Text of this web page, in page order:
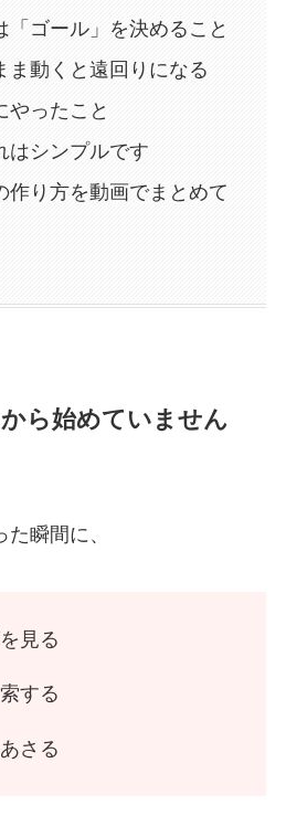
「ゴール」を決めること
ま動くと遠回りになる
やったこと
はシンプルです
作り方を動画でまとめて
ら始めていません
瞬間に、
見る
する
さる